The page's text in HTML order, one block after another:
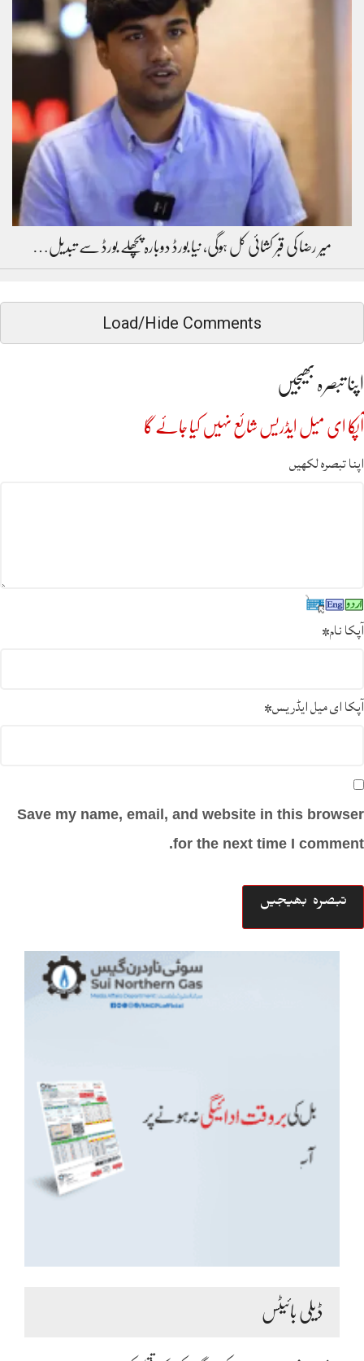
میر رضا کی قبر کشائی کل ہوگی، نیا بورڈ دوبارہ پچھلے بورڈ سے تبدیل…
Load/Hide Comments
اپنا تبصرہ بھیجیں
آپکا ای میل ایڈریس شائع نہیں کیا جائے گا
اپنا تبصرہ لکھیں
آپکا نام*
آپکا ای میل ایڈریس*
Save my name, email, and website in this browser
for the next time I comment.
ڈیلی بائیٹس